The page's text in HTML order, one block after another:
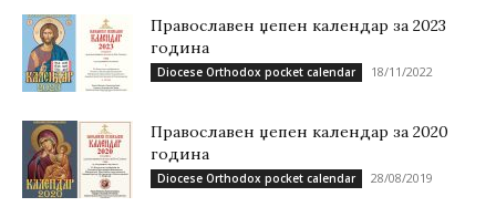
Православен џепен календар за 2023
година
Diocese Orthodox pocket calendar 18/11/2022
Православен џепен календар за 2020
година
Diocese Orthodox pocket calendar 28/08/2019